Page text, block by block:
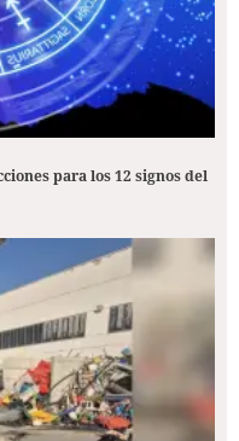
para los 12 signos del